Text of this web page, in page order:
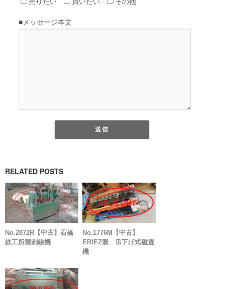
RELATED POSTS
No.2872R【中古】石橋
鉄工所製剥線機
No.1776M【中古】
ERIEZ製 吊下げ式磁選
機